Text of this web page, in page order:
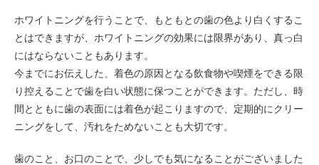
ホワイトニングを行うことで、もともとの歯の色より白くするこ
とはできますが、ホワイトニングの効果には限界があり、真っ白
にはならないこともあります。
今までにお伝えした、着色の原因となる飲食物や喫煙をできる限
り控えることで歯を白い状態に保つことができます。ただし、時
間とともに歯の表面には着色が起こりますので、定期的にクリー
ニングをして、汚れをためないことも大切です。
歯のこと、お口のことで、少しでも気になることがございました